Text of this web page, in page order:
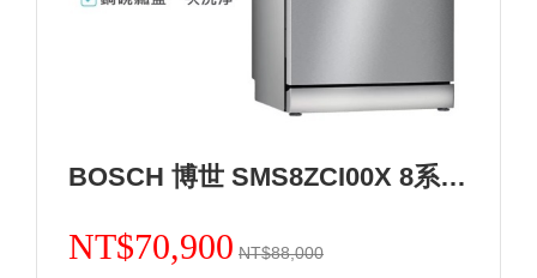
BOSCH 博世 SMS8ZCI00X 8系列沸石獨立式洗碗機+基本安裝 (加Line ID:@ye888)
NT$70,900 NT$88,000